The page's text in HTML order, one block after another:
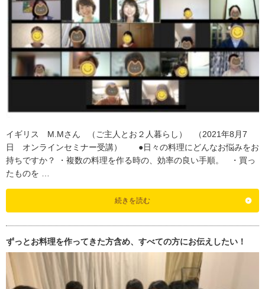
イギリス M.Mさん （ご主人とお２人暮らし） （2021年8月7
日 オンラインセミナー受講） ●日々の料理にどんなお悩みをお
持ちですか？ ・複数の料理を作る時の、効率の良い手順。 ・買っ
たものを …
続きを読む
ずっとお料理を作ってきた方含め、すべての方にお伝えしたい！